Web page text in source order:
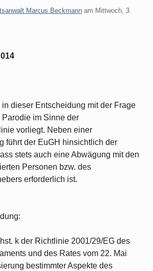
Marcus Beckmann am Mittwoch, 3.
dieser Entscheidung mit der Frage
im Sinne der
vorliegt. Neben einer
führt der EuGH hinsichtlich der
stets auch eine Abwägung mit den
Personen bzw. des
erforderlich ist.
k der Richtlinie 2001/29/EG des
und des Rates vom 22. Mai
bestimmter Aspekte des